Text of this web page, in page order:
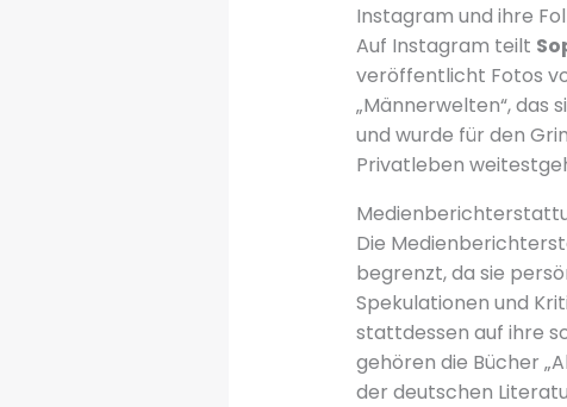
Instagram und ihre
Auf Instagram teilt
veröffentlicht Fotos
„Männerwelten“, das
und wurde für den
Privatleben
Die
begrenzt, da sie
Spekulationen und
stattdessen auf ihre
gehören die Bücher
der deutschen